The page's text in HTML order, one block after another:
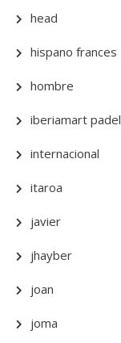
head
hispano frances
hombre
iberiamart
internacional
itaroa
javier
jhayber
joan
joma